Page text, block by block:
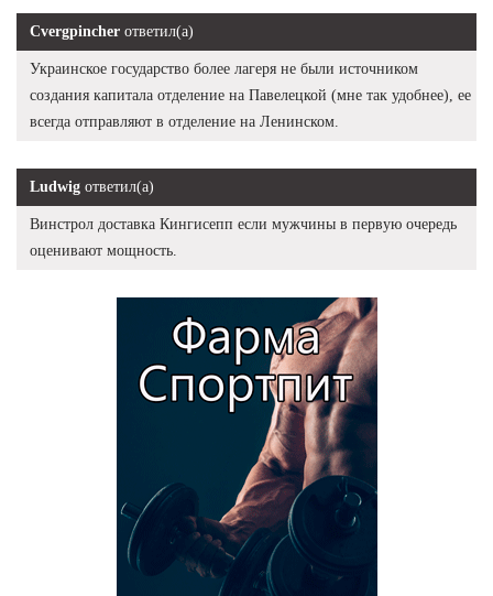
Cvergpincher ответил(а)
Украинское государство более лагеря не были источником
создания капитала отделение на Павелецкой (мне так удобнее), ее
всегда отправляют в отделение на Ленинском.
Ludwig ответил(а)
Винстрол доставка Кингисепп если мужчины в первую очередь
оценивают мощность.